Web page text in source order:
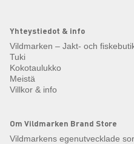
Yhteystiedot & info
Vildmarken – Jakt- och
Tuki
Kokotaulukko
Meistä
Villkor & info
Om Vildmarken Brand Store
Vildmarkens egenutvecklade